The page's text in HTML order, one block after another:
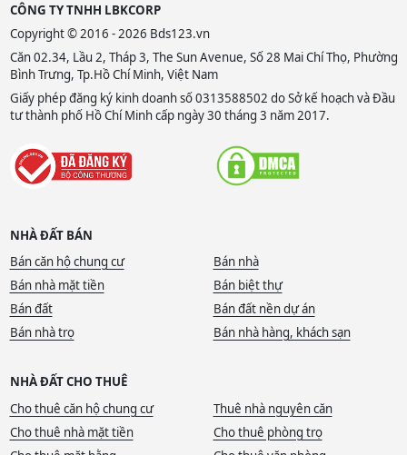
CÔNG TY TNHH LBKCORP
Copyright © 2016 - 2026 Bds123.vn
Căn 02.34, Lầu 2, Tháp 3, The Sun Avenue, Số 28 Mai Chí Thọ, Phường
Bình Trưng, Tp.Hồ Chí Minh, Việt Nam
Giấy phép đăng ký kinh doanh số 0313588502 do Sở kế hoạch và Đầu
tư thành phố Hồ Chí Minh cấp ngày 30 tháng 3 năm 2017.
NHÀ ĐẤT BÁN
Bán căn hộ chung cư
Bán nhà
Bán nhà mặt tiền
Bán biệt thự
Bán đất
Bán đất nền dự án
Bán nhà trọ
Bán nhà hàng, khách sạn
NHÀ ĐẤT CHO THUÊ
Cho thuê căn hộ chung cư
Thuê nhà nguyên căn
Cho thuê nhà mặt tiền
Cho thuê phòng trọ